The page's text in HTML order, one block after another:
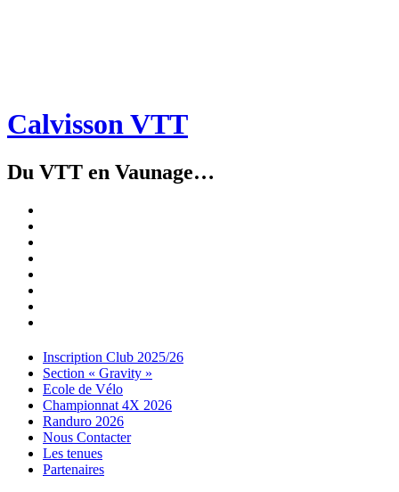
Calvisson VTT
Du VTT en Vaunage…
Menu
Widgets
Recherche
Aller
contenu
Inscription Club 2025/26
Section « Gravity »
Ecole de Vélo
Championnat 4X 2026
Randuro 2026
Nous Contacter
Les tenues
Partenaires